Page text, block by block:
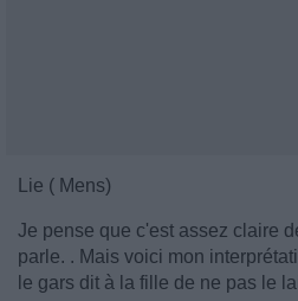
Lie ( Mens)
Je pense que c'est assez claire
parle. . Mais voici mon
le gars dit à la fille de ne pas le